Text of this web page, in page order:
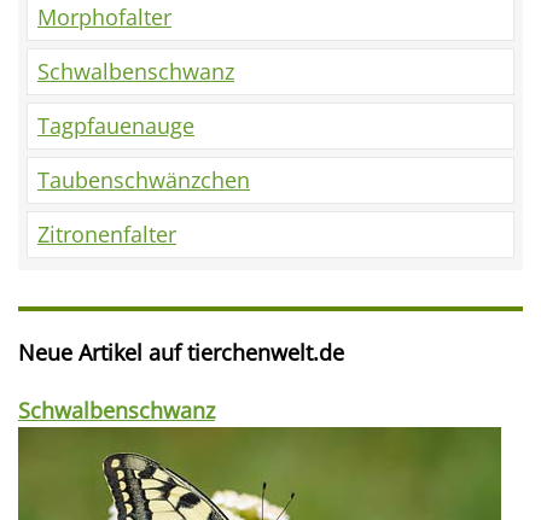
Morphofalter
Schwalbenschwanz
Tagpfauenauge
Taubenschwänzchen
Zitronenfalter
Neue Artikel auf tierchenwelt.de
Schwalbenschwanz